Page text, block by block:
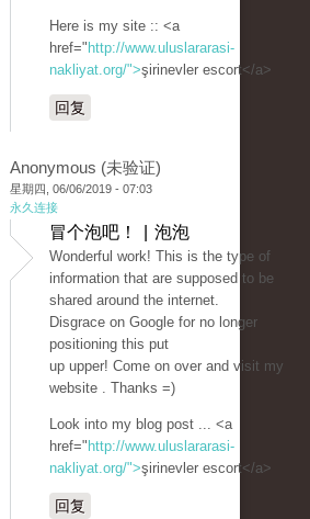
Here is my site :: <a
href=" http://www.uluslararasi-
nakliyat.org/">şirinevler escort</a>
回复
Anonymous (未验证)
星期四, 06/06/2019 - 07:03
永久连接
冒个泡吧！ | 泡泡
Wonderful work! This is the type of
information that are supposed to be
shared around the internet.
Disgrace on Google for no longer
positioning this put
up upper! Come on over and visit my
website . Thanks =)
Look into my blog post ... <a
href=" http://www.uluslararasi-
nakliyat.org/">şirinevler escort</a>
回复